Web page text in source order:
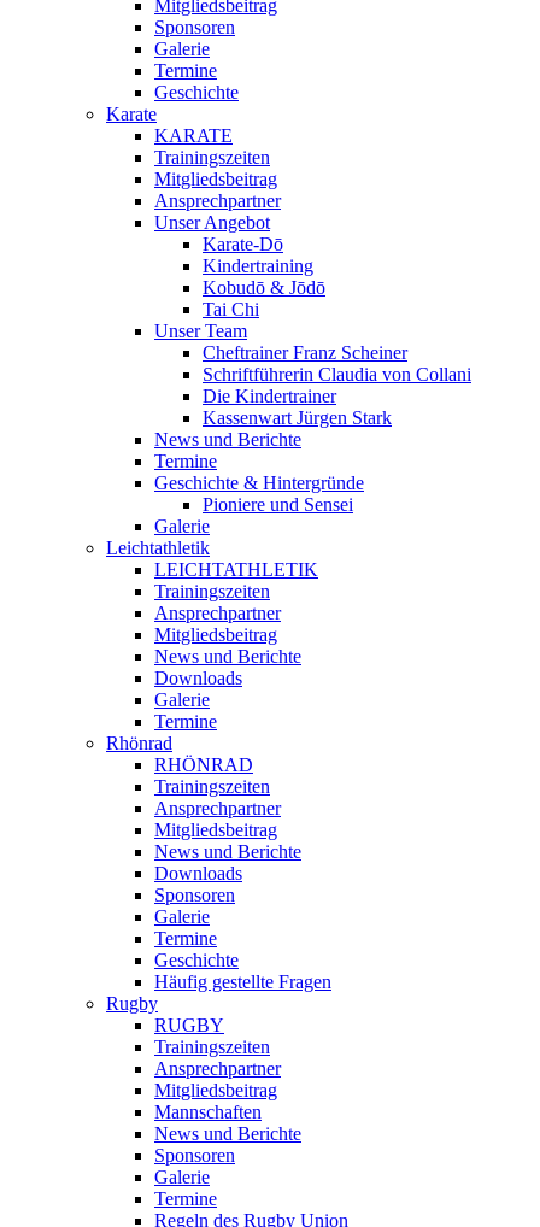
Mitgliedsbeitrag
Sponsoren
Galerie
Termine
Geschichte
Karate
KARATE
Trainingszeiten
Mitgliedsbeitrag
Ansprechpartner
Unser Angebot
Karate-Dō
Kindertraining
Kobudō & Jōdō
Tai Chi
Unser Team
Cheftrainer Franz Scheiner
Schriftführerin Claudia von Collani
Die Kindertrainer
Kassenwart Jürgen Stark
News und Berichte
Termine
Geschichte & Hintergründe
Pioniere und Sensei
Galerie
Leichtathletik
LEICHTATHLETIK
Trainingszeiten
Ansprechpartner
Mitgliedsbeitrag
News und Berichte
Downloads
Galerie
Termine
Rhönrad
RHÖNRAD
Trainingszeiten
Ansprechpartner
Mitgliedsbeitrag
News und Berichte
Downloads
Sponsoren
Galerie
Termine
Geschichte
Häufig gestellte Fragen
Rugby
RUGBY
Trainingszeiten
Ansprechpartner
Mitgliedsbeitrag
Mannschaften
News und Berichte
Sponsoren
Galerie
Termine
Regeln des Rugby Union